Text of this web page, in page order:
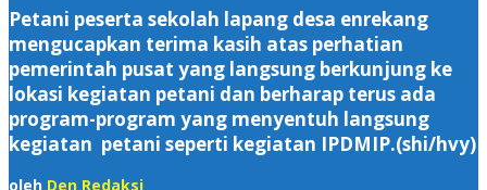
Petani peserta sekolah lapang desa enrekang
mengucapkan terima kasih atas perhatian
pemerintah pusat yang langsung berkunjung ke
lokasi kegiatan petani dan berharap terus ada
program-program yang menyentuh langsung
kegiatan petani seperti kegiatan IPDMIP.(shi/hvy)
oleh Den Redaksi